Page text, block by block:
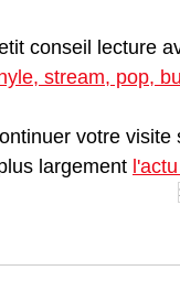
conseil lecture
stream, pop,
votre visite
largement